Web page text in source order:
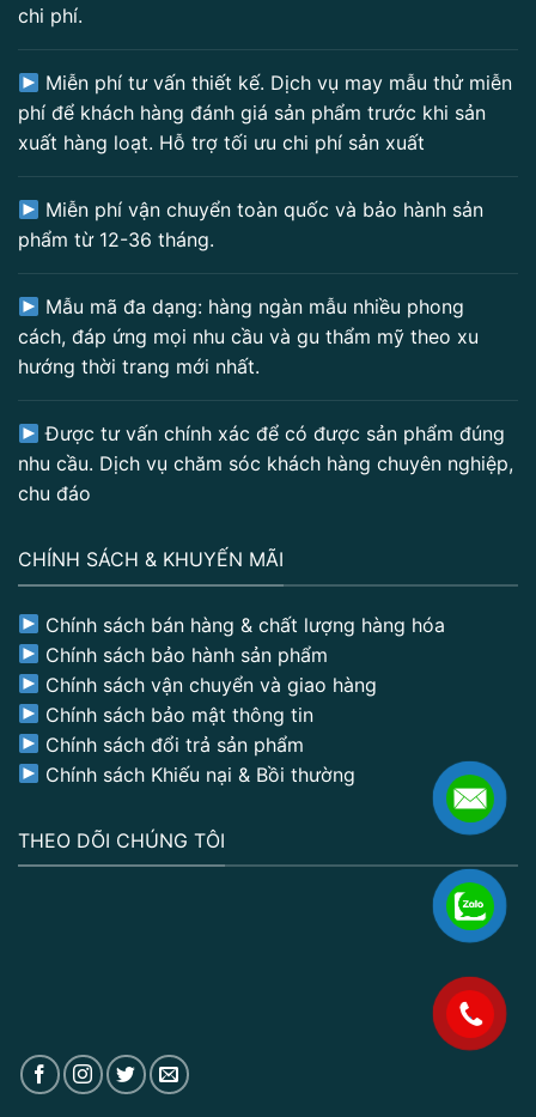
chi phí.
Miễn phí tư vấn thiết kế. Dịch vụ may mẫu thử miễn
phí để khách hàng đánh giá sản phẩm trước khi sản
xuất hàng loạt. Hỗ trợ tối ưu chi phí sản xuất
Miễn phí vận chuyển toàn quốc và bảo hành sản
phẩm từ 12-36 tháng.
Mẫu mã đa dạng: hàng ngàn mẫu nhiều phong
cách, đáp ứng mọi nhu cầu và gu thẩm mỹ theo xu
hướng thời trang mới nhất.
Được tư vấn chính xác để có được sản phẩm đúng
nhu cầu. Dịch vụ chăm sóc khách hàng chuyên nghiệp,
chu đáo
CHÍNH SÁCH & KHUYẾN MÃI
Chính sách bán hàng & chất lượng hàng hóa
Chính sách bảo hành sản phẩm
Chính sách vận chuyển và giao hàng
Chính sách bảo mật thông tin
Chính sách đổi trả sản phẩm
Chính sách Khiếu nại & Bồi thường
THEO DÕI CHÚNG TÔI
.